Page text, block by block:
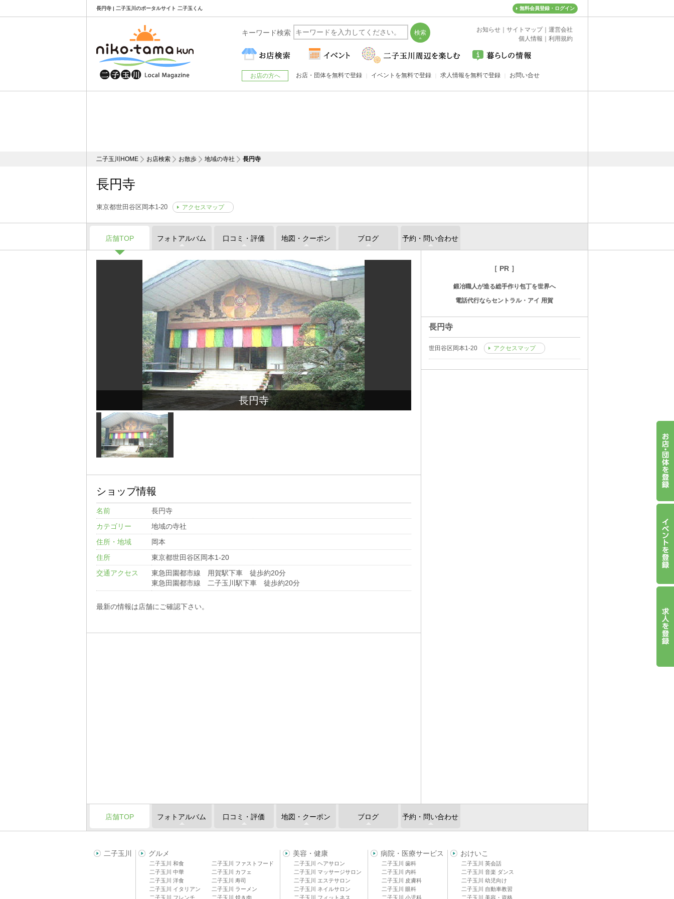
長円寺 | 二子玉川のポータルサイト 二子玉くん 無料会員登録・ログイン
二子玉川HOME お店検索 お散歩 地域の寺社 長円寺
長円寺
東京都世田谷区岡本1-20 アクセスマップ
店舗TOP フォトアルバム 口コミ・評価 地図・クーポン ブログ 予約・問い合わせ
長円寺
ショップ情報
名前
長円寺
カテゴリー
地域の寺社
住所・地域
岡本
住所
東京都世田谷区岡本1-20
交通アクセス
東急田園都市線 用賀駅下車 徒歩約20分
東急田園都市線 二子玉川駅下車 徒歩約20分
最新の情報は店舗にご確認下さい。
［ PR ］
鍛冶職人が造る総手作り包丁を世界へ
電話代行ならセントラル・アイ 用賀
長円寺
世田谷区岡本1-20 アクセスマップ
店舗TOP フォトアルバム 口コミ・評価 地図・クーポン ブログ 予約・問い合わせ
二子玉川 グルメ
二子玉川 和食
二子玉川 中華
二子玉川 洋食
二子玉川 イタリアン
二子玉川 フレンチ
二子玉川 ファストフード
二子玉川 カフェ
二子玉川 寿司
二子玉川 ラーメン
二子玉川 焼き肉
美容・健康
二子玉川 ヘアサロン
二子玉川 マッサージサロン
二子玉川 エステサロン
二子玉川 ネイルサロン
二子玉川 フィットネス
病院・医療サービス
二子玉川 歯科
二子玉川 内科
二子玉川 皮膚科
二子玉川 眼科
二子玉川 小児科
おけいこ
二子玉川 英会話
二子玉川 音楽 ダンス
二子玉川 幼児向け
二子玉川 自動車教習
二子玉川 美容・資格
キーワード検索 お知らせ サイトマップ｜ 運営会社
個人情報
利用規約
お店の方へ お店・団体を無料で登録 イベントを無料で登録 求人情報を無料で登録 お問い合せ